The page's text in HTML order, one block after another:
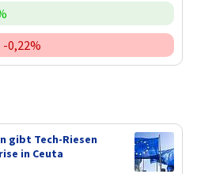
-0,22%
gibt Tech-Riesen
in Ceuta